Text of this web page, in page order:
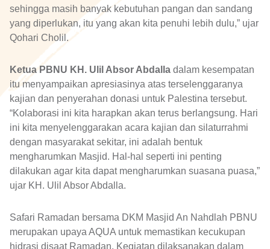
sehingga masih banyak kebutuhan pangan dan sandang
yang diperlukan, itu yang akan kita penuhi lebih dulu,” ujar
Qohari Cholil.
Ketua PBNU KH. Ulil Absor Abdalla dalam kesempatan
itu menyampaikan apresiasinya atas terselenggaranya
kajian dan penyerahan donasi untuk Palestina tersebut.
“Kolaborasi ini kita harapkan akan terus berlangsung. Hari
ini kita menyelenggarakan acara kajian dan silaturrahmi
dengan masyarakat sekitar, ini adalah bentuk
mengharumkan Masjid. Hal-hal seperti ini penting
dilakukan agar kita dapat mengharumkan suasana puasa,”
ujar KH. Ulil Absor Abdalla.
Safari Ramadan bersama DKM Masjid An Nahdlah PBNU
merupakan upaya AQUA untuk memastikan kecukupan
hidrasi disaat Ramadan. Kegiatan dilaksanakan dalam